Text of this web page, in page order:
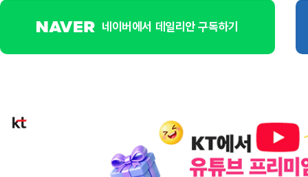
네이버에서 데일리안 구독하기